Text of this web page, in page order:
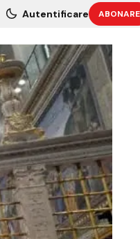
Autentificare ABONARE